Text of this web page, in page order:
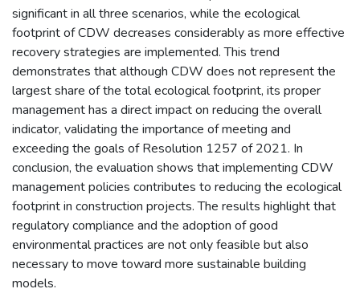
significant in all three scenarios, while the ecological
footprint of CDW decreases considerably as more effective
recovery strategies are implemented. This trend
demonstrates that although CDW does not represent the
largest share of the total ecological footprint, its proper
management has a direct impact on reducing the overall
indicator, validating the importance of meeting and
exceeding the goals of Resolution 1257 of 2021. In
conclusion, the evaluation shows that implementing CDW
management policies contributes to reducing the ecological
footprint in construction projects. The results highlight that
regulatory compliance and the adoption of good
environmental practices are not only feasible but also
necessary to move toward more sustainable building
models.